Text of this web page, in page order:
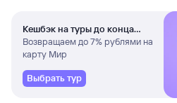
Кешбэк на туры до конца
августа
Возвращаем до 7% рублями на
карту Мир
Выбрать тур